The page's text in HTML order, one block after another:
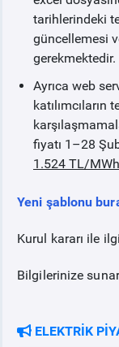
tarihlerindeki
güncellemesi
gerekmektedir.
Ayrıca web
fiyatı 1–28
1.524 TL/MWh
Yeni şablonu
Kurul kararı ile
Bilgilerinize
ELEKTRİK